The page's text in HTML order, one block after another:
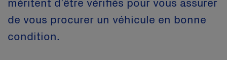
méritent d’être vérifiés pour vous assurer
de vous procurer un véhicule en bonne
condition.